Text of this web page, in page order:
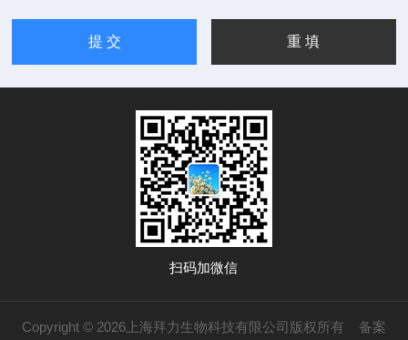
扫码加微信
Copyright © 2026上海拜力生物科技有限公司版权所有 备案